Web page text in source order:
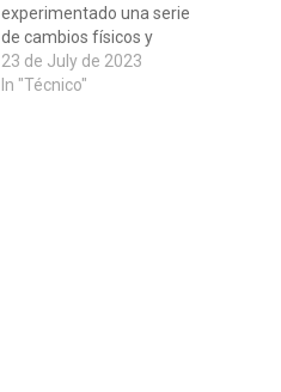
experimentado una serie
de cambios físicos y
cognitivos que nos han
llevado a desarrollar una
23 de July de 2023
In "Técnico"